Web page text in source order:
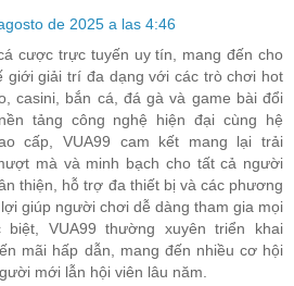
de 2025 a las 4:46
cược trực tuyến uy tín, mang đến cho
giới giải trí đa dạng với các trò chơi hot
casini, bắn cá, đá gà và game bài đổi
tảng công nghệ hiện đại cùng hệ
cấp, VUA99 cam kết mang lại trải
mà và minh bạch cho tất cả người
thiện, hỗ trợ đa thiết bị và các phương
giúp người chơi dễ dàng tham gia mọi
VUA99 thường xuyên triển khai
mãi hấp dẫn, mang đến nhiều cơ hội
mới lẫn hội viên lâu năm.